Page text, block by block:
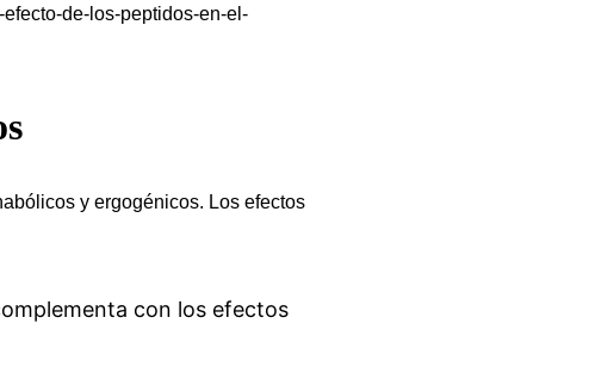
de-los-peptidos-en-el-
y ergogénicos. Los efectos
con los efectos